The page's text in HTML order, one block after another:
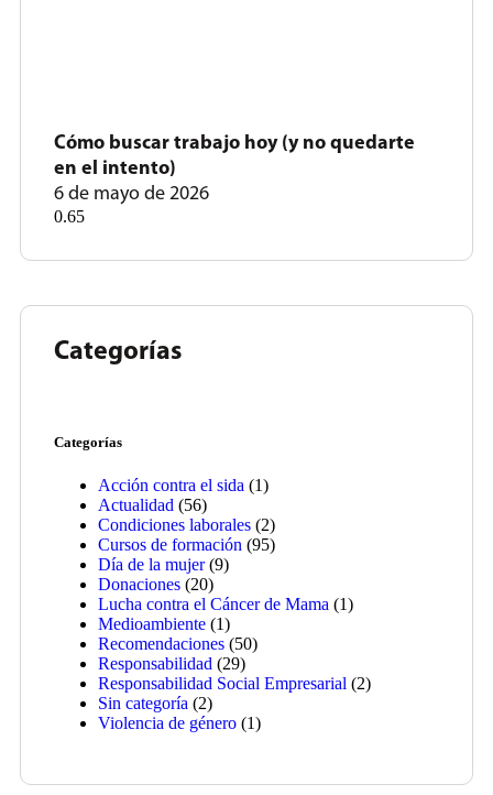
Cómo buscar trabajo hoy (y no quedarte
en el intento)
6 de mayo de 2026
Categorías
Categorías
Acción contra el sida (1)
Actualidad (56)
Condiciones laborales (2)
Cursos de formación (95)
Día de la mujer(9)
Donaciones (20)
Lucha contra el Cáncer de Mama (1)
Medioambiente (1)
Recomendaciones (50)
Responsabilidad (29)
Responsabilidad Social Empresarial (2)
Sin categoría (2)
Violencia de género (1)